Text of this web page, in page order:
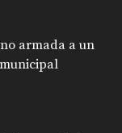
armada a un